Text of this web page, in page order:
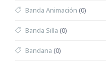
Banda Animación (0)
Banda Silla (0)
Bandana (0)